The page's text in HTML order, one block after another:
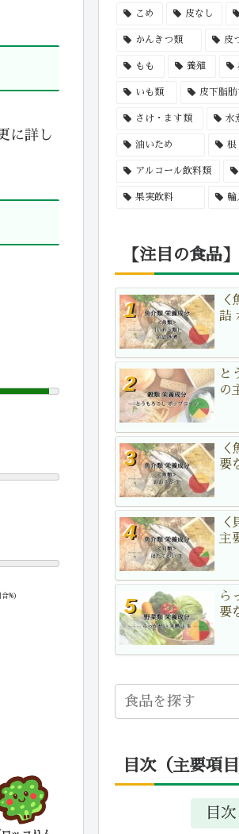
に詳し
%）
こめ 皮なし
かんきつ類 皮
もも 養殖
いも類 皮下脂肪
さけ・ます類 水
油いため 根
アルコール飲料類
果実飲料 輸
【注目の食品
詰
と
の
要
＜
主
ら
要
目次（主要項目
目次